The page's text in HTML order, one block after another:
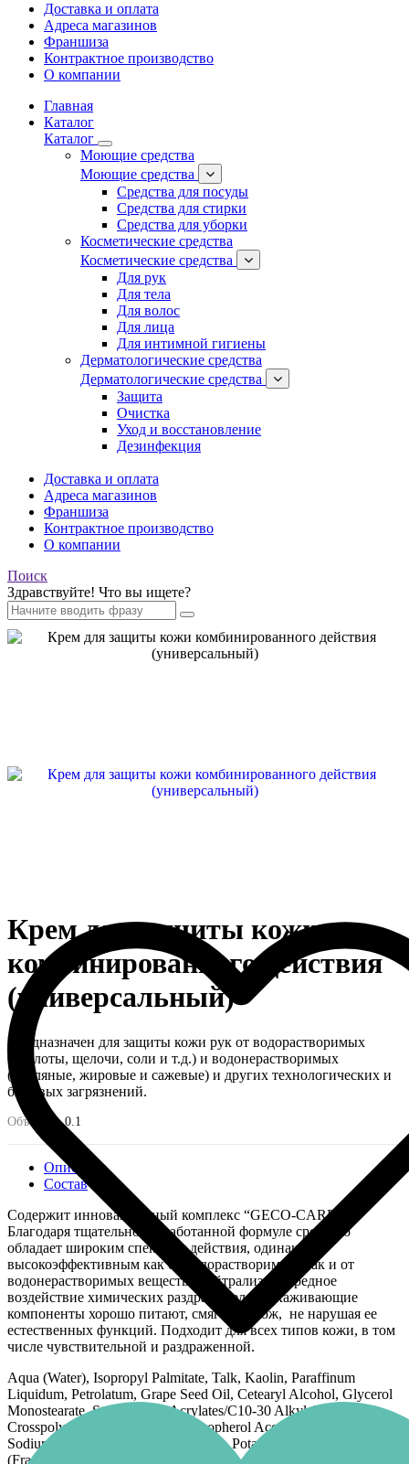
Доставка и оплата
Адреса магазинов
Франшиза
Контрактное производство
О компании
Главная
Каталог
Каталог
Моющие средства
Моющие средства
Средства для посуды
Средства для стирки
Средства для уборки
Косметические средства
Косметические средства
Для рук
Для тела
Для волос
Для лица
Для интимной гигиены
Дерматологические средства
Дерматологические средства
Защита
Очистка
Уход и восстановление
Дезинфекция
Доставка и оплата
Адреса магазинов
Франшиза
Контрактное производство
О компании
Поиск
Здравствуйте! Что вы ищете?
Крем для защиты кожи
комбинированного действия
(универсальный)
Предназначен для защиты кожи рук от водорастворимых
(кислоты, щелочи, соли и т.д.) и водонерастворимых
(масляные, жировые и сажевые) и других технологических и
бытовых загрязнений.
Объем, л: 0.1
Описание
Состав
Содержит инновационный комплекс “GECO-CARE”.
Благодаря тщательно разработанной формуле средство
обладает широким спектром действия, одинаково
высокоэффективным как от водорастворимых, так и от
водонерастворимых веществ. Нейтрализует вредное
воздействие химических раздражителей. Ухаживающие
компоненты хорошо питают, смягчают кож, не нарушая ее
естественных функций. Подходит для всех типов кожи, в том
числе чувствительной и раздраженной.
Aqua (Water), Isopropyl Palmitate, Talk, Kaolin, Paraffinum
Liquidum, Petrolatum, Grape Seed Oil, Cetearyl Alcohol, Glycerol
Monostearate, Stearic Acid, Acrylates/C10-30 Alkyl Acrylate
Crosspolymer, D-Panthenol, a-Tocopherol Acetate, Allantoin,
Sodium Gluconate, Sodium Benzoate, Potassium Sorbate, Parfum
(Fragrance).